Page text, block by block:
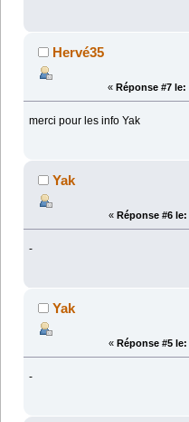
Hervé35
« Réponse #7 le:
merci pour les info Yak
Yak
« Réponse #6 le:
-
Yak
« Réponse #5 le:
-